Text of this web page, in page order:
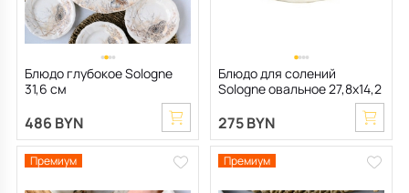
Блюдо глубокое Sologne
31,6 см
486 BYN
Блюдо для солений
Sologne овальное 27,8х14,2
275 BYN
Премиум Премиум